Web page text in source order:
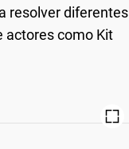
resolver diferentes
actores como Kit